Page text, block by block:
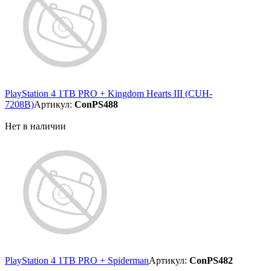
PlayStation 4 1TB PRO + Kingdom Hearts III (CUH-
7208B)Артикул: ConPS488
Нет в наличии
PlayStation 4 1TB PRO + SpidermanАртикул: ConPS482